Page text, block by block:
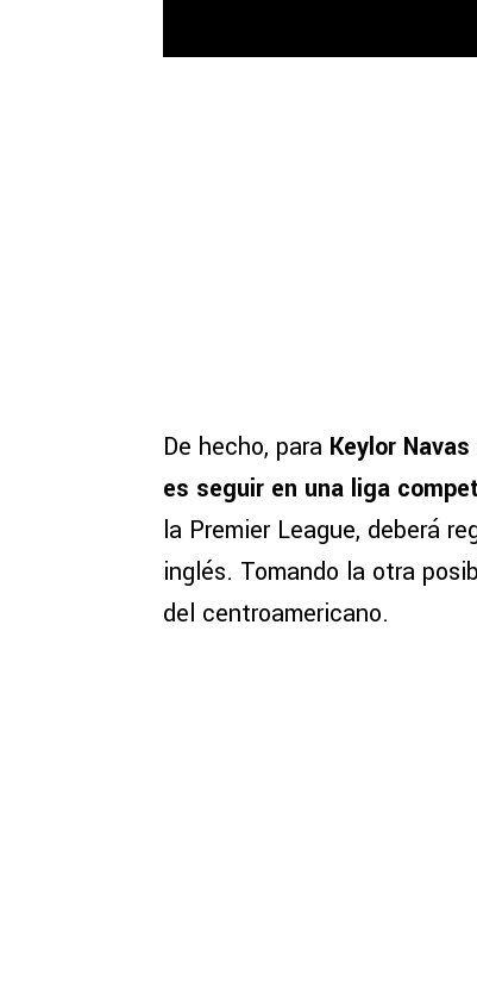
De hecho, para Keylor
es seguir en una liga
la Premier League, deberá
inglés. Tomando la otra
del centroamericano.